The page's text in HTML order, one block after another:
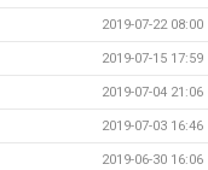
2019-07-22 08:00
2019-07-15 17:59
2019-07-04 21:06
2019-07-03 16:46
2019-06-30 16:06